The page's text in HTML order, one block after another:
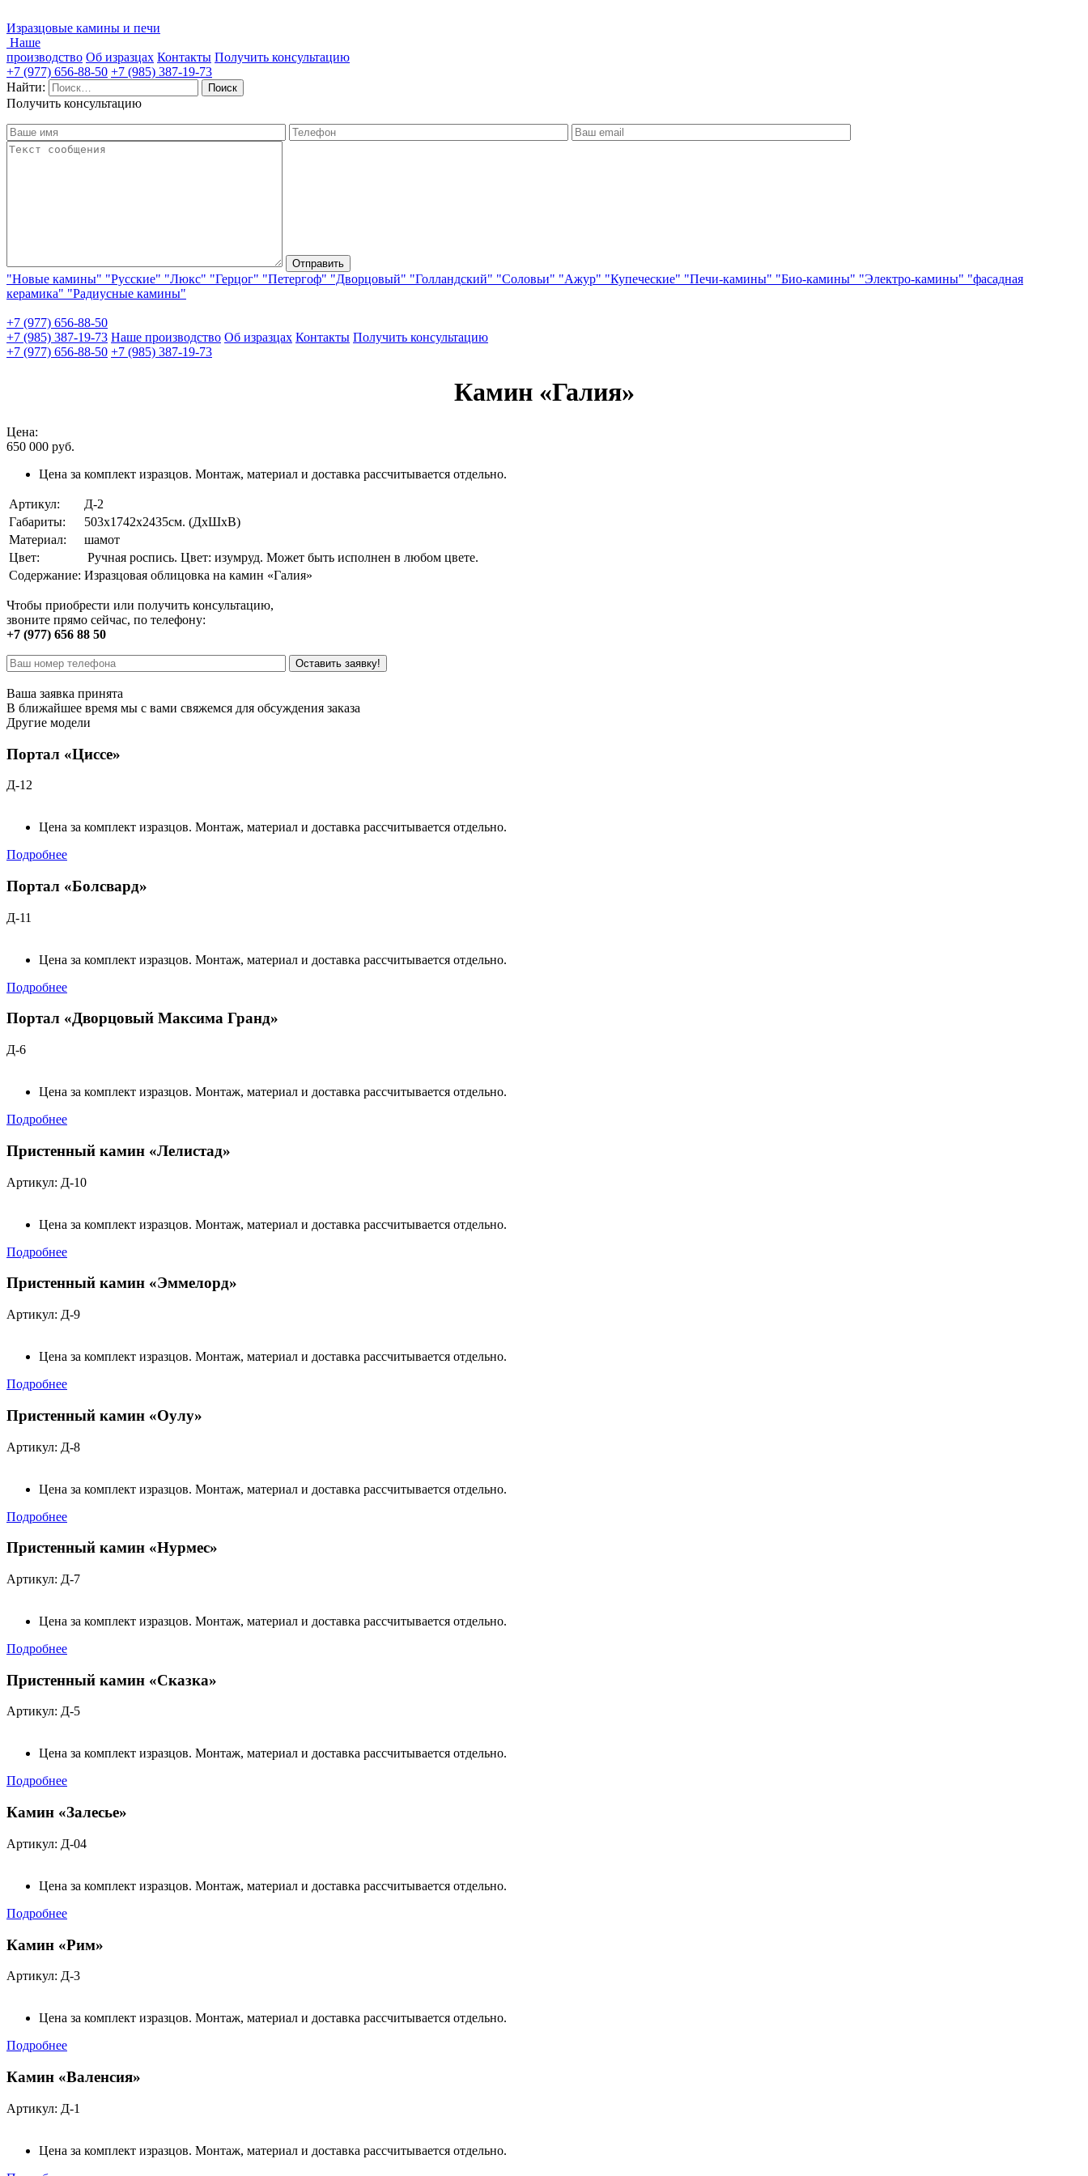
Изразцовые камины и печи
Наше
производство Об изразцах Контакты Получить консультацию
+7 (977) 656-88-50 +7 (985) 387-19-73
Найти:
Получить консультацию
"Новые камины" "Русские" "Люкс" "Герцог" "Петергоф" "Дворцовый" "Голландский" "Соловьи" "Ажур" "Купеческие" "Печи-камины" "Био-камины" "Электро-камины" "фасадная
керамика" "Радиусные камины"
+7 (977) 656-88-50
+7 (985) 387-19-73 Наше производство Об изразцах Контакты Получить консультацию
+7 (977) 656-88-50 +7 (985) 387-19-73
Камин «Галия»
Цена:
650 000 руб.
Цена за комплект изразцов. Монтаж, материал и доставка рассчитывается отдельно.
Артикул:
Д-2
Габариты:
503х1742х2435см. (ДхШхВ)
Материал:
шамот
Цвет:
Ручная роспись. Цвет: изумруд. Может быть исполнен в любом цвете.
Содержание: Изразцовая облицовка на камин «Галия»
Чтобы приобрести или получить консультацию,
звоните прямо сейчас, по телефону:
+7 (977) 656 88 50
Ваша заявка принята
В ближайшее время мы с вами свяжемся для обсуждения заказа
Другие модели
Портал «Циссе»
Д-12
Цена за комплект изразцов. Монтаж, материал и доставка рассчитывается отдельно.
Подробнее
Портал «Болсвард»
Д-11
Цена за комплект изразцов. Монтаж, материал и доставка рассчитывается отдельно.
Подробнее
Портал «Дворцовый Максима Гранд»
Д-6
Цена за комплект изразцов. Монтаж, материал и доставка рассчитывается отдельно.
Подробнее
Пристенный камин «Лелистад»
Артикул: Д-10
Цена за комплект изразцов. Монтаж, материал и доставка рассчитывается отдельно.
Подробнее
Пристенный камин «Эммелорд»
Артикул: Д-9
Цена за комплект изразцов. Монтаж, материал и доставка рассчитывается отдельно.
Подробнее
Пристенный камин «Оулу»
Артикул: Д-8
Цена за комплект изразцов. Монтаж, материал и доставка рассчитывается отдельно.
Подробнее
Пристенный камин «Нурмес»
Артикул: Д-7
Цена за комплект изразцов. Монтаж, материал и доставка рассчитывается отдельно.
Подробнее
Пристенный камин «Сказка»
Артикул: Д-5
Цена за комплект изразцов. Монтаж, материал и доставка рассчитывается отдельно.
Подробнее
Камин «Залесье»
Артикул: Д-04
Цена за комплект изразцов. Монтаж, материал и доставка рассчитывается отдельно.
Подробнее
Камин «Рим»
Артикул: Д-3
Цена за комплект изразцов. Монтаж, материал и доставка рассчитывается отдельно.
Подробнее
Камин «Валенсия»
Артикул: Д-1
Цена за комплект изразцов. Монтаж, материал и доставка рассчитывается отдельно.